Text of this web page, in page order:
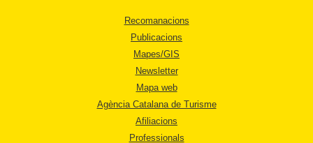
Recomanacions
Publicacions
Mapes/GIS
Newsletter
Mapa web
Agència Catalana de Turisme
Afiliacions
Professionals